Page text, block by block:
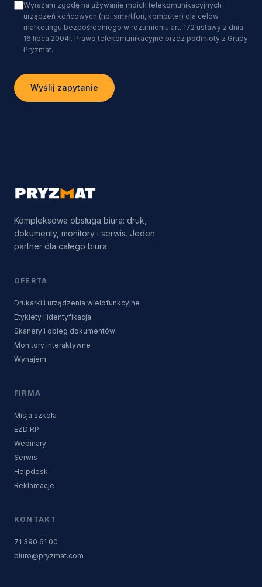
Wyrażam zgodę na używanie moich telekomunikacyjnych
urządzeń końcowych (np. smartfon, komputer) dla celów
marketingu bezpośredniego w rozumieniu art. 172 ustawy z dnia
16 lipca 2004r. Prawo telekomunikacyjne przez podmioty z Grupy
Pryzmat.
Wyślij zapytanie
Kompleksowa obsługa biura: druk,
dokumenty, monitory i serwis. Jeden
partner dla całego biura.
OFERTA
Drukarki i urządzenia wielofunkcyjne
Etykiety i identyfikacja
Skanery i obieg dokumentów
Monitory interaktywne
Wynajem
FIRMA
Misja szkoła
EZD RP
Webinary
Serwis
Helpdesk
Reklamacje
KONTAKT
71 390 61 00
biuro@pryzmat.com